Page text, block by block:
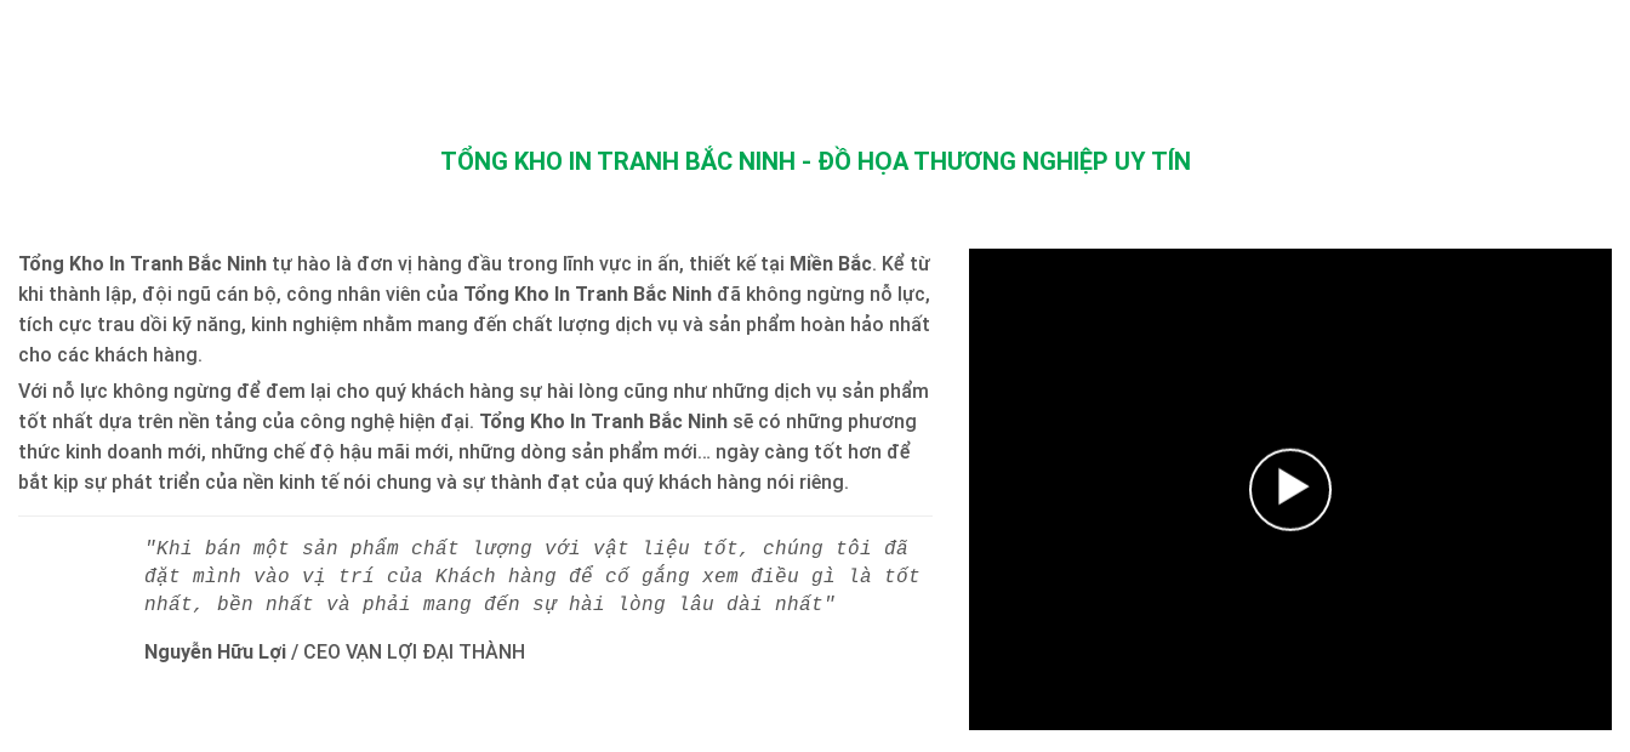
TỔNG KHO IN TRANH BẮC NINH - ĐỒ HỌA THƯƠNG NGHIỆP UY TÍN
Tổng Kho In Tranh Bắc Ninh tự hào là đơn vị hàng đầu trong lĩnh vực in ấn, thiết kế tại Miền Bắc. Kể từ
khi thành lập, đội ngũ cán bộ, công nhân viên của Tổng Kho In Tranh Bắc Ninh đã không ngừng nỗ lực,
tích cực trau dồi kỹ năng, kinh nghiệm nhằm mang đến chất lượng dịch vụ và sản phẩm hoàn hảo nhất
cho các khách hàng.
Với nỗ lực không ngừng để đem lại cho quý khách hàng sự hài lòng cũng như những dịch vụ sản phẩm
tốt nhất dựa trên nền tảng của công nghệ hiện đại. Tổng Kho In Tranh Bắc Ninh sẽ có những phương
thức kinh doanh mới, những chế độ hậu mãi mới, những dòng sản phẩm mới… ngày càng tốt hơn để
bắt kịp sự phát triển của nền kinh tế nói chung và sự thành đạt của quý khách hàng nói riêng.
"Khi bán một sản phẩm chất lượng với vật liệu tốt, chúng tôi đã
đặt mình vào vị trí của Khách hàng để cố gắng xem điều gì là tốt
nhất, bền nhất và phải mang đến sự hài lòng lâu dài nhất"
Nguyễn Hữu Lợi / CEO VẠN LỢI ĐẠI THÀNH